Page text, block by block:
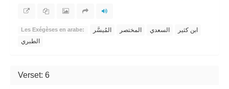
Les Exégèses en arabe: المُيسَّر المختصر السعدي
ابن كثير
الطبري
Verset: 6